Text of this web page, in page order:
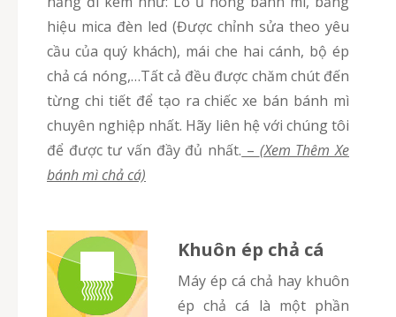
hiệu mica đèn led (Được chỉnh sửa theo yêu
cầu của quý khách), mái che hai cánh, bộ ép
chả cá nóng,…Tất cả đều được chăm chút đến
từng chi tiết để tạo ra chiếc xe bán bánh mì
chuyên nghiệp nhất. Hãy liên hệ với chúng tôi
để được tư vấn đầy đủ nhất. – (Xem Thêm Xe
bánh mì chả cá)
Khuôn ép chả cá
Máy ép cá chả hay khuôn
ép chả cá là một phần